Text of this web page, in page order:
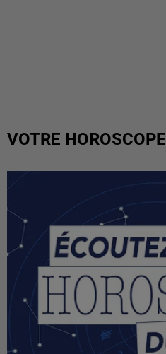
VOTRE HOROSCOPE